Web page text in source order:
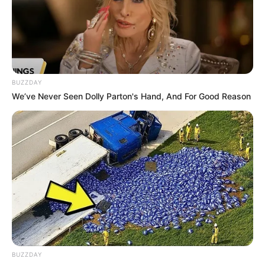
BUZZDAY
We’ve Never Seen Dolly Parton's Hand, And For Good Reason
BUZZDAY